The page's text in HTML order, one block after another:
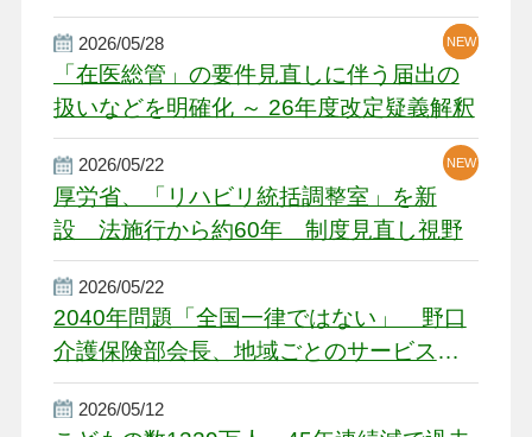
厳しい経営環境に危機感
2026/05/28
「在医総管」の要件見直しに伴う届出の
扱いなどを明確化 ～ 26年度改定疑義解釈
NEW
NEW
2026/05/22
厚労省、「リハビリ統括調整室」を新
設 法施行から約60年 制度見直し視野
NEW
2026/05/22
2040年問題「全国一律ではない」 野口
介護保険部会長、地域ごとのサービス基
盤整備を促す
2026/05/12